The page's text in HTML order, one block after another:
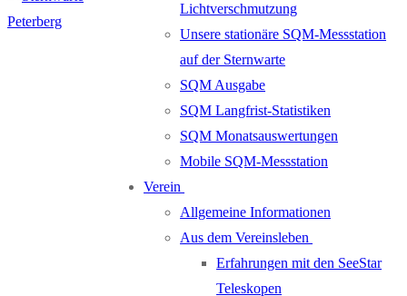
Lichtverschmutzung
Unsere stationäre SQM-Messstation
auf der Sternwarte
SQM Ausgabe
SQM Langfrist-Statistiken
SQM Monatsauswertungen
Mobile SQM-Messstation
Verein
Allgemeine Informationen
Aus dem Vereinsleben
Erfahrungen mit den SeeStar
Teleskopen